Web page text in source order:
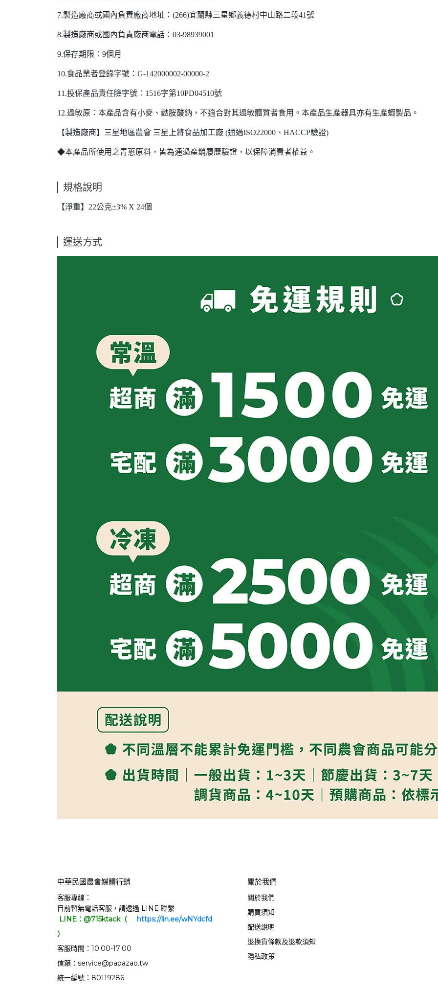
7.製造廠商或國內負責廠商地址：(266)宜蘭縣三星鄉義德村中山路二段41號
8.製造廠商或國內負責廠商電話：03-98939001
9.保存期限：9個月
10.食品業者登錄字號：G-142000002-00000-2
11.投保產品責任險字號：1516字第10PD04510號
12.過敏原：本產品含有小麥、麩胺酸鈉，不適合對其過敏體質者食用。本產品生產器具亦有生產蝦製品。
【製造廠商】三星地區農會 三星上將食品加工廠 (通過ISO22000、HACCP驗證)
◆本產品所使用之青蔥原料，皆為通過產銷履歷驗證，以保障消費者權益。
規格說明
【淨重】22公克±3% X 24個
運送方式
中華民國農會媒體行銷
客服專線：
目前暫無電話客服，請透過 LINE 聯繫
LINE：@715ktack（
）
客服時間：10:00-17:00
信箱：service@papazao.tw
統一編號：80119286
關於我們
關於我們
購買須知
配送說明
退換貨條款及退款須知
隱私政策